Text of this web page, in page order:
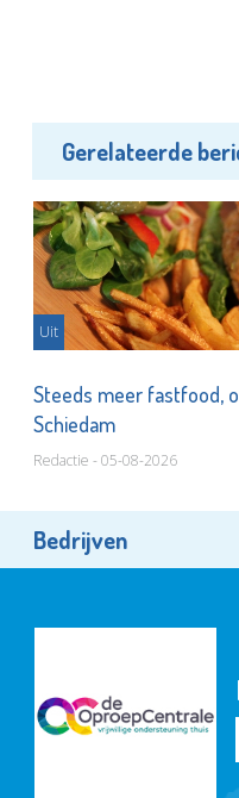
Gerelateerde
Uit
Steeds meer fastfood,
Schiedam
Redactie - 05-08-2026
Bedrijven